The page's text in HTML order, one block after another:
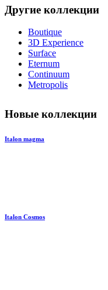
Другие коллекции
Boutique
3D Experience
Surface
Eternum
Continuum
Metropolis
Новые коллекции
Italon magma
Italon Cosmos